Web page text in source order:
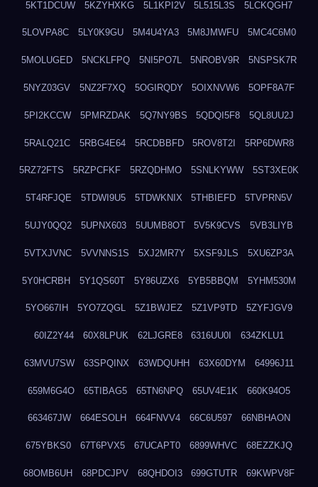
5KT1DCUW 5KZYHXKG 5L1KPI2V 5L515L3S 5LCKQGH7
5LOVPA8C 5LY0K9GU 5M4U4YA3 5M8JMWFU 5MC4C6M0
5MOLUGED 5NCKLFPQ 5NI5PO7L 5NROBV9R 5NSPSK7R
5NYZ03GV 5NZ2F7XQ 5OGIRQDY 5OIXNVW6 5OPF8A7F
5PI2KCCW 5PMRZDAK 5Q7NY9BS 5QDQI5F8 5QL8UU2J
5RALQ21C 5RBG4E64 5RCDBBFD 5ROV8T2I 5RP6DWR8
5RZ72FTS 5RZPCFKF 5RZQDHMO 5SNLKYWW 5ST3XE0K
5T4RFJQE 5TDWI9U5 5TDWKNIX 5THBIEFD 5TVPRN5V
5UJY0QQ2 5UPNX603 5UUMB8OT 5V5K9CVS 5VB3LIYB
5VTXJVNC 5VVNNS1S 5XJ2MR7Y 5XSF9JLS 5XU6ZP3A
5Y0HCRBH 5Y1QS60T 5Y86UZX6 5YB5BBQM 5YHM530M
5YO667IH 5YO7ZQGL 5Z1BWJEZ 5Z1VP9TD 5ZYFJGV9
60IZ2Y44 60X8LPUK 62LJGRE8 6316UU0I 634ZKLU1
63MVU7SW 63SPQINX 63WDQUHH 63X60DYM 64996J11
659M6G4O 65TIBAG5 65TN6NPQ 65UV4E1K 660K94O5
663467JW 664ESOLH 664FNVV4 66C6U597 66NBHAON
675YBKS0 67T6PVX5 67UCAPT0 6899WHVC 68EZZKJQ
68OMB6UH 68PDCJPV 68QHDOI3 699GTUTR 69KWPV8F